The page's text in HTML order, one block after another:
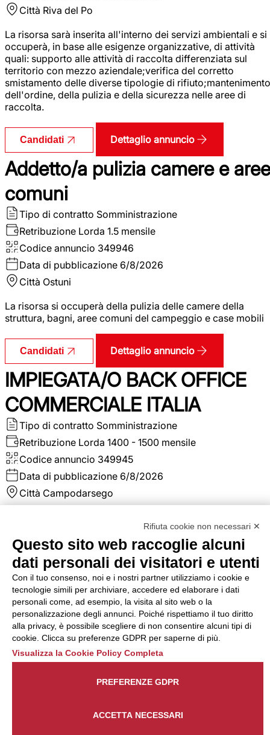
Città Riva del Po
La risorsa sarà inserita all'interno dei servizi ambientali e si
occuperà, in base alle esigenze organizzative, di attività
quali: supporto alle attività di raccolta differenziata sul
territorio con mezzo aziendale;verifica del corretto
smistamento delle diverse tipologie di rifiuto;mantenimento
dell'ordine, della pulizia e della sicurezza nelle aree di
raccolta.
Candidati Dettaglio annuncio
Addetto/a pulizia camere e aree
comuni
Tipo di contratto Somministrazione
Retribuzione Lorda 1.5 mensile
Codice annuncio 349946
Data di pubblicazione 6/8/2026
Città Ostuni
La risorsa si occuperà della pulizia delle camere della
struttura, bagni, aree comuni del campeggio e case mobili
Candidati Dettaglio annuncio
IMPIEGATA/O BACK OFFICE
COMMERCIALE ITALIA
Tipo di contratto Somministrazione
Retribuzione Lorda 1400 - 1500 mensile
Codice annuncio 349945
Data di pubblicazione 6/8/2026
Città Campodarsego
pianificare e gestire gli approvvigionamenti di materia
e non, si occuperà dell'emissione ordini fornitori, sollecito
consegna materiale, verifica bolle in ingresso. Ricerca
fornitori La risorsa si interfaccerà con il responsabile di
produzione, con il magazzino e con i fornitori al fine di
gestire al meglio ed ottimizzare i costi e le scorte.
Candidati Dettaglio annuncio
Addetto/a assemblaggio
elettrico - Colognola ai Colli
Tipo di contratto Somministrazione
Rifiuta cookie non necessari ✕
Questo sito web raccoglie alcuni
dati personali dei visitatori e utenti
Con il tuo consenso, noi e i nostri partner utilizziamo i cookie e
tecnologie simili per archiviare, accedere ed elaborare i dati
personali come, ad esempio, la visita al sito web o la
personalizzazione degli annunci. Poiché rispettiamo il tuo diritto
alla privacy, è possibile scegliere di non consentire alcuni tipi di
cookie. Clicca su preferenze GDPR per saperne di più.
Visualizza la Cookie Policy Completa
ACCETTA NECESSARI
PREFERENZE GDPR